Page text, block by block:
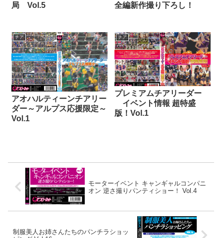
局 Vol.5
全編新作撮り下ろし！
チア
アオハルティーンチアリー
ダー～アルプス応援限定～
Vol.1
チア
プレミアムチアリーダー
イベント情報 超特盛
版！Vol.1
モーターイベント キャンギャルコンパニ
オン 逆さ撮りパンティショー！ Vol.4
制服美人お姉さんたちのパンチラショッ